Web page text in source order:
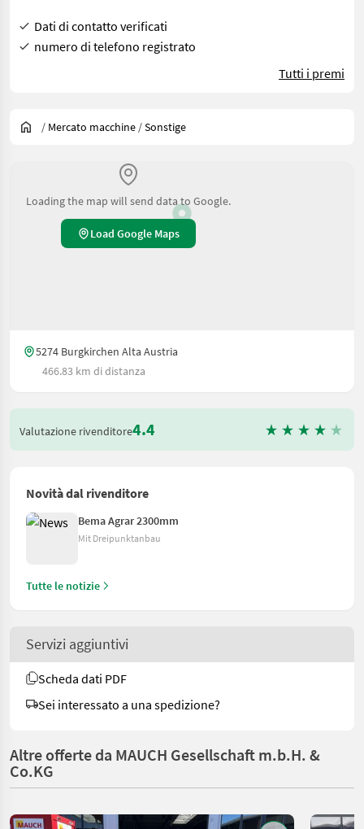
Dati di contatto verificati
numero di telefono registrato
Tutti i premi
/ Mercato macchine /Sonstige
Loading the map will send data to Google.
Load Google Maps
5274 Burgkirchen Alta Austria
466.83 km di distanza
Valutazione rivenditore4.4
Novità dal rivenditore
Bema Agrar 2300mm
Mit Dreipunktanbau
Tutte le notizie
Servizi aggiuntivi
Scheda dati PDF
Sei interessato a una spedizione?
Altre offerte da MAUCH Gesellschaft m.b.H. &
Co.KG